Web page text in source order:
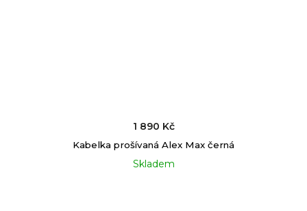
Kabelka prošívaná Alex Max černá
Skladem
1 890 Kč